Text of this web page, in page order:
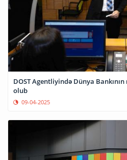
DOST Agentliyində Dünya
olub
09-04-2025